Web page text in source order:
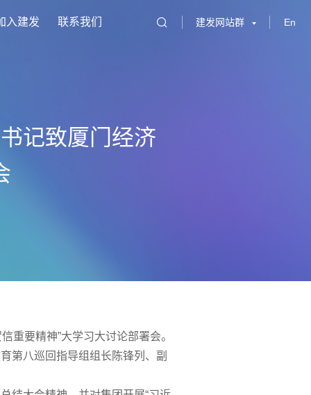
入建发 联系我们 建发网站群 En
记致厦门经济
重要精神”大学习大讨论部署会。
第八巡回指导组组长陈锋列、副